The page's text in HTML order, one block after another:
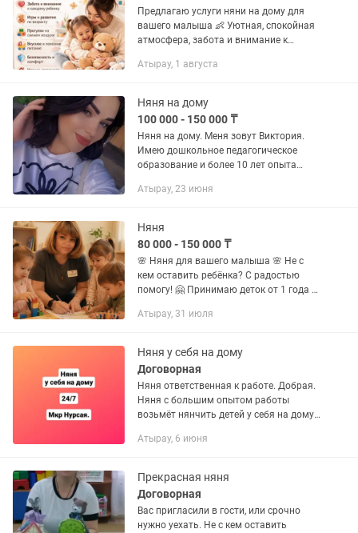
Предлагаю услуги няни на дому для
вашего малыша 👶 Уютная, спокойная
атмосфера, забота и внимание к
возрасту, прогулки и вкусное питание.
Атырау, 1 августа
Няня на дому
100 000 - 150 000 ₸
Няня на дому. Меня зовут Виктория.
Имею дошкольное педагогическое
образование и более 10 лет опыта
возраста. Работаю воспитателем,
создавать...
Атырау, 23 июня
Няня
80 000 - 150 000 ₸
🌸 Няня для вашего малыша 🌸 Не с
кем оставить ребёнка? С радостью
помогу! 🤗 Принимаю деток от 1 года и
обстановке. 💖 Забота и внимание
домашнее...
Атырау, 31 июля
Няня у себя на дому
Договорная
Няня ответственная к работе. Добрая.
Няня с большим опытом работы
возьмёт нянчить детей у себя на дому.
Для мам которые работают ночью
Атырау, 6 июня
Прекрасная няня
Договорная
Вас пригласили в гости, или срочно
нужно уехать. Не с кем оставить